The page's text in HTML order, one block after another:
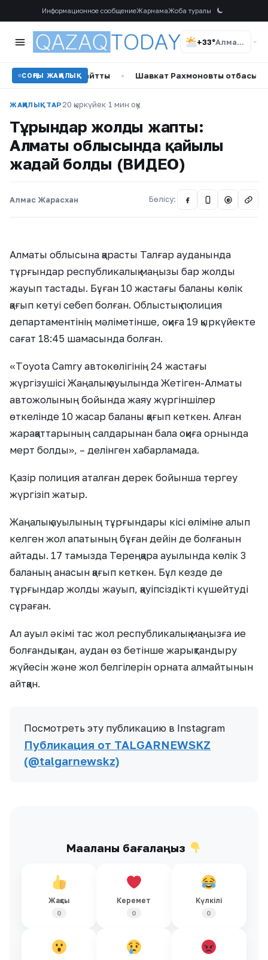
Информационное сообщениеЖарнамаЖоба туралы
+33° Алматы
СОҢҒЫ ЖАҢАЛЫҚ
туралы айтты • Шавкат Рахмоновтың отбасы қара
ЖАҢАЛЫҚТАР 20 қыркүйек·1 мин оқу
Тұрғындар жолды жапты:
Алматы облысында қайғылы
жағдай болды (ВИДЕО)
Алмас Жарасхан Бөлісу: @
Алматы облысына қарасты Талғар ауданында
тұрғындар республикалық маңызы бар жолды
жауып тастады. Бұған 10 жастағы баланы көлік
қағып кетуі себеп болған. Облыстық полиция
департаментінің мәліметінше, оқиға 19 қыркүйекте
сағат 18:45 шамасында болған.
«Тoyota Camry автокөлігінің 24 жастағы
жүргізушісі Жаңалық ауылында Жетіген-Алматы
автожолының бойында жаяу жүргіншілер
өткелінде 10 жасар баланы қағып кеткен. Алған
жарақаттарының салдарынан бала оқиға орнында
мерт болды», – делінген хабарламада.
Қазір полиция аталған дерек бойынша тергеу
жүргізіп жатыр.
Жаңалық ауылының тұрғындары кісі өліміне алып
келген жол апатының бұған дейін де болғанын
айтады. 17 тамызда Тереңқара ауылында көлік 3
баланың анасын қағып кеткен. Бұл кезде де
тұрғындар жолды жауып, қауіпсіздікті күшейтуді
сұраған.
Ал ауыл әкімі тас жол республикалық маңызға ие
болғандықтан, аудан өз бетінше жарықтандыру
жүйесін және жол белгілерін орната алмайтынын
айтқан.
Посмотреть эту публикацию в Instagram
Публикация от TALGARNEWSKZ
(@talgarnewskz)
Мақаланы бағалаңыз
Жақсы
0
Керемет
0
Күлкілі
0